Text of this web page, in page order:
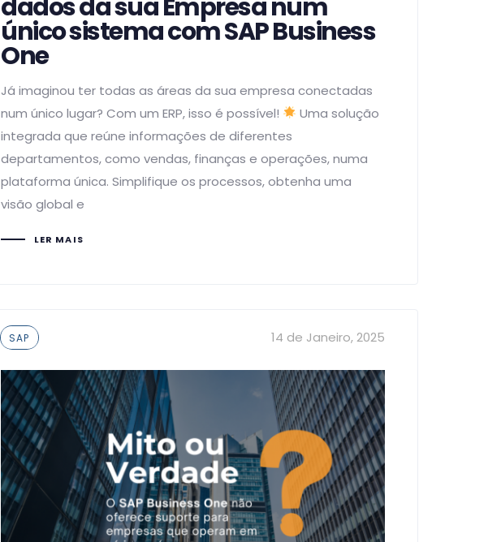
dados da sua Empresa num
único sistema com SAP Business
One
Já imaginou ter todas as áreas da sua empresa conectadas
num único lugar? Com um ERP, isso é possível!
Uma solução
integrada que reúne informações de diferentes
departamentos, como vendas, finanças e operações, numa
plataforma única. Simplifique os processos, obtenha uma
visão global e
LER MAIS
Tags
SAP 14 de Janeiro, 2025